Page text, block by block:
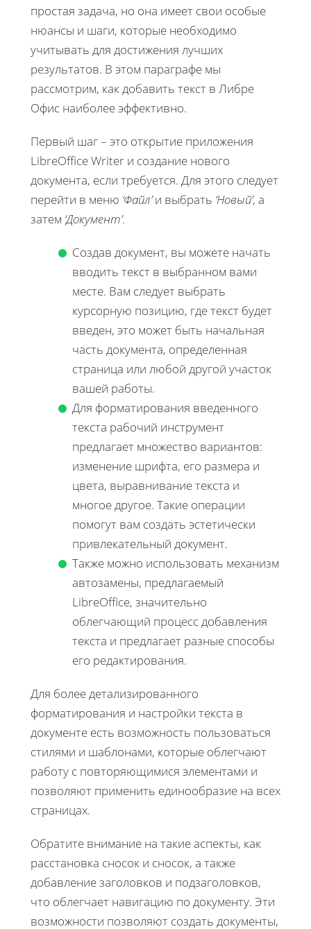
простая задача, но она имеет свои особые
нюансы и шаги, которые необходимо
учитывать для достижения лучших
результатов. В этом параграфе мы
рассмотрим, как добавить текст в Либре
Офис наиболее эффективно.
Первый шаг – это открытие приложения
LibreOffice Writer и создание нового
документа, если требуется. Для этого следует
перейти в меню ‘Файл’и выбрать ‘Новый’, а
затем ‘Документ’.
Создав документ, вы можете начать
вводить текст в выбранном вами
месте. Вам следует выбрать
курсорную позицию, где текст будет
введен, это может быть начальная
часть документа, определенная
страница или любой другой участок
вашей работы.
Для форматирования введенного
текста рабочий инструмент
предлагает множество вариантов:
изменение шрифта, его размера и
цвета, выравнивание текста и
многое другое. Такие операции
помогут вам создать эстетически
привлекательный документ.
Также можно использовать механизм
автозамены, предлагаемый
LibreOffice, значительно
облегчающий процесс добавления
текста и предлагает разные способы
его редактирования.
Для более детализированного
форматирования и настройки текста в
документе есть возможность пользоваться
стилями и шаблонами, которые облегчают
работу с повторяющимися элементами и
позволяют применить единообразие на всех
страницах.
Обратите внимание на такие аспекты, как
расстановка сносок и сносок, а также
добавление заголовков и подзаголовков,
что облегчает навигацию по документу. Эти
возможности позволяют создать документы,